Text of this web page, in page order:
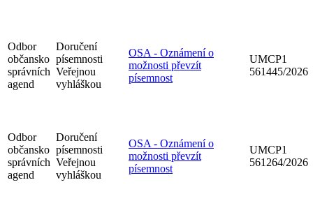
Odbor
občansko
správních
agend
Doručení
písemnosti
Veřejnou
vyhláškou
OSA - Oznámení o
možnosti převzít
písemnost
UMCP1
561445/2026
Odbor
občansko
správních
agend
Doručení
písemnosti
Veřejnou
vyhláškou
OSA - Oznámení o
možnosti převzít
písemnost
UMCP1
561264/2026